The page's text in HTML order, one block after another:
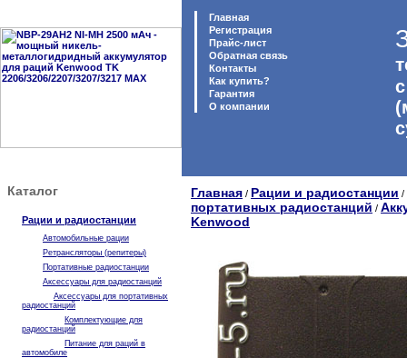
Главная
Регистрация
Прайс-лист
Обратная связь
Контакты
Как купить?
Гарантия
O компании
Каталог
Рации и радиостанции
Автомобильные рации
Ретрансляторы (репитеры)
Портативные радиостанции
Аксессуары для радиостанций
Аксессуары для портативных
радиостанций
Комплектующие для
радиостанций
Питание для раций в
автомобиле
Главная / Рации и радиостанции /
портативных радиостанций /
Kenwood